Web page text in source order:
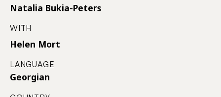
Natalia Bukia-Peters
WITH
Helen Mort
LANGUAGE
Georgian